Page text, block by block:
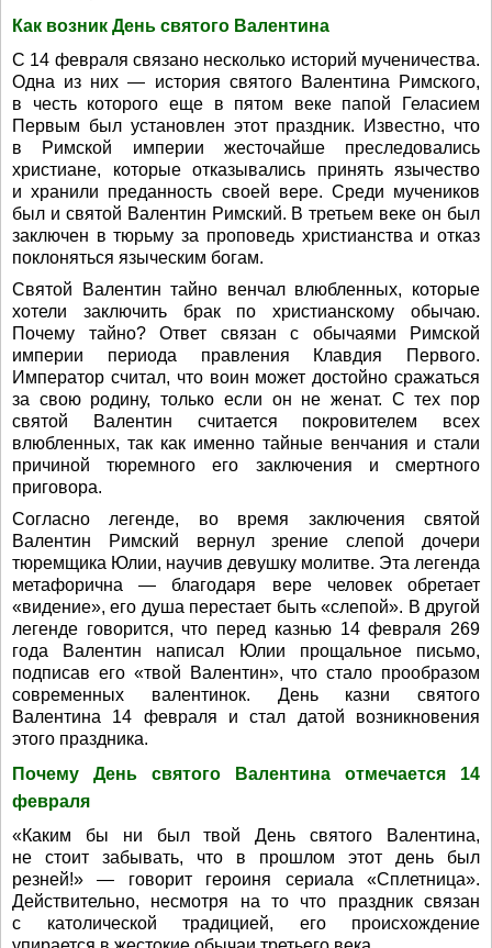
Как возник День святого Валентина
С 14 февраля связано несколько историй мученичества.
Одна из них — история святого Валентина Римского,
в честь которого еще в пятом веке папой Геласием
Первым был установлен этот праздник. Известно, что
в Римской империи жесточайше преследовались
христиане, которые отказывались принять язычество
и хранили преданность своей вере. Среди мучеников
был и святой Валентин Римский. В третьем веке он был
заключен в тюрьму за проповедь христианства и отказ
поклоняться языческим богам.
Святой Валентин тайно венчал влюбленных, которые
хотели заключить брак по христианскому обычаю.
Почему тайно? Ответ связан с обычаями Римской
империи периода правления Клавдия Первого.
Император считал, что воин может достойно сражаться
за свою родину, только если он не женат. С тех пор
святой Валентин считается покровителем всех
влюбленных, так как именно тайные венчания и стали
причиной тюремного его заключения и смертного
приговора.
Согласно легенде, во время заключения святой
Валентин Римский вернул зрение слепой дочери
тюремщика Юлии, научив девушку молитве. Эта легенда
метафорична — благодаря вере человек обретает
«видение», его душа перестает быть «слепой». В другой
легенде говорится, что перед казнью 14 февраля 269
года Валентин написал Юлии прощальное письмо,
подписав его «твой Валентин», что стало прообразом
современных валентинок. День казни святого
Валентина 14 февраля и стал датой возникновения
этого праздника.
Почему День святого Валентина отмечается 14
февраля
«Каким бы ни был твой День святого Валентина,
не стоит забывать, что в прошлом этот день был
резней!» — говорит героиня сериала «Сплетница».
Действительно, несмотря на то что праздник связан
с католической традицией, его происхождение